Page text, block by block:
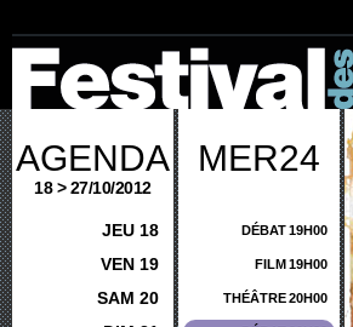
AGENDA
18 > 27/10/2012
JEU 18
VEN 19
SAM 20
MER24
DÉBAT19H00
FILM19H00
THÉÂTRE20H00